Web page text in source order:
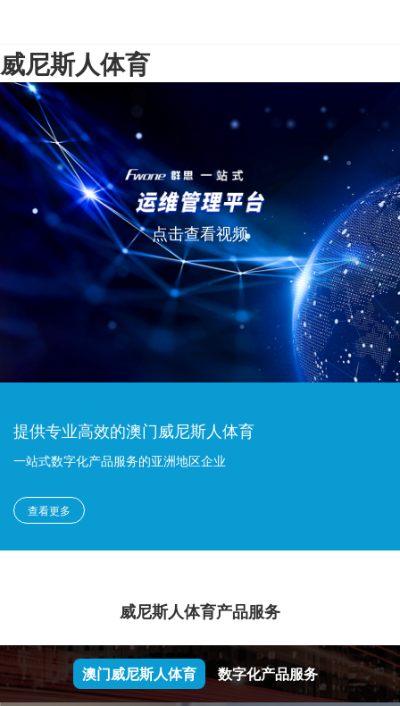
威尼斯人体育
点击查看视频
提供专业高效的澳门威尼斯人体育
一站式数字化产品服务的亚洲地区企业
查看更多
威尼斯人体育产品服务
澳门威尼斯人体育 数字化产品服务